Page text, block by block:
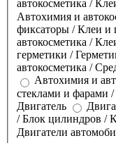
автокосметика /
Автохимия и
фиксаторы / Клеи и
автокосметика /
герметики /
автокосметика /
Автохимия и
стеклами и фарами
Двигатель
/ Блок цилиндров /
Двигатели